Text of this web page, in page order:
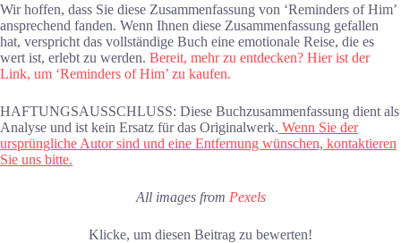
Wir hoffen, dass Sie diese Zusammenfassung von ‘Reminders of Him’
ansprechend fanden. Wenn Ihnen diese Zusammenfassung gefallen
hat, verspricht das vollständige Buch eine emotionale Reise, die es
wert ist, erlebt zu werden. Bereit, mehr zu entdecken? Hier ist der
Link, um ‘Reminders of Him’ zu kaufen.
HAFTUNGSAUSSCHLUSS: Diese Buchzusammenfassung dient als
Analyse und ist kein Ersatz für das Originalwerk. Wenn Sie der
ursprüngliche Autor sind und eine Entfernung wünschen, kontaktieren
Sie uns bitte.
All images from Pexels
Klicke, um diesen Beitrag zu bewerten!